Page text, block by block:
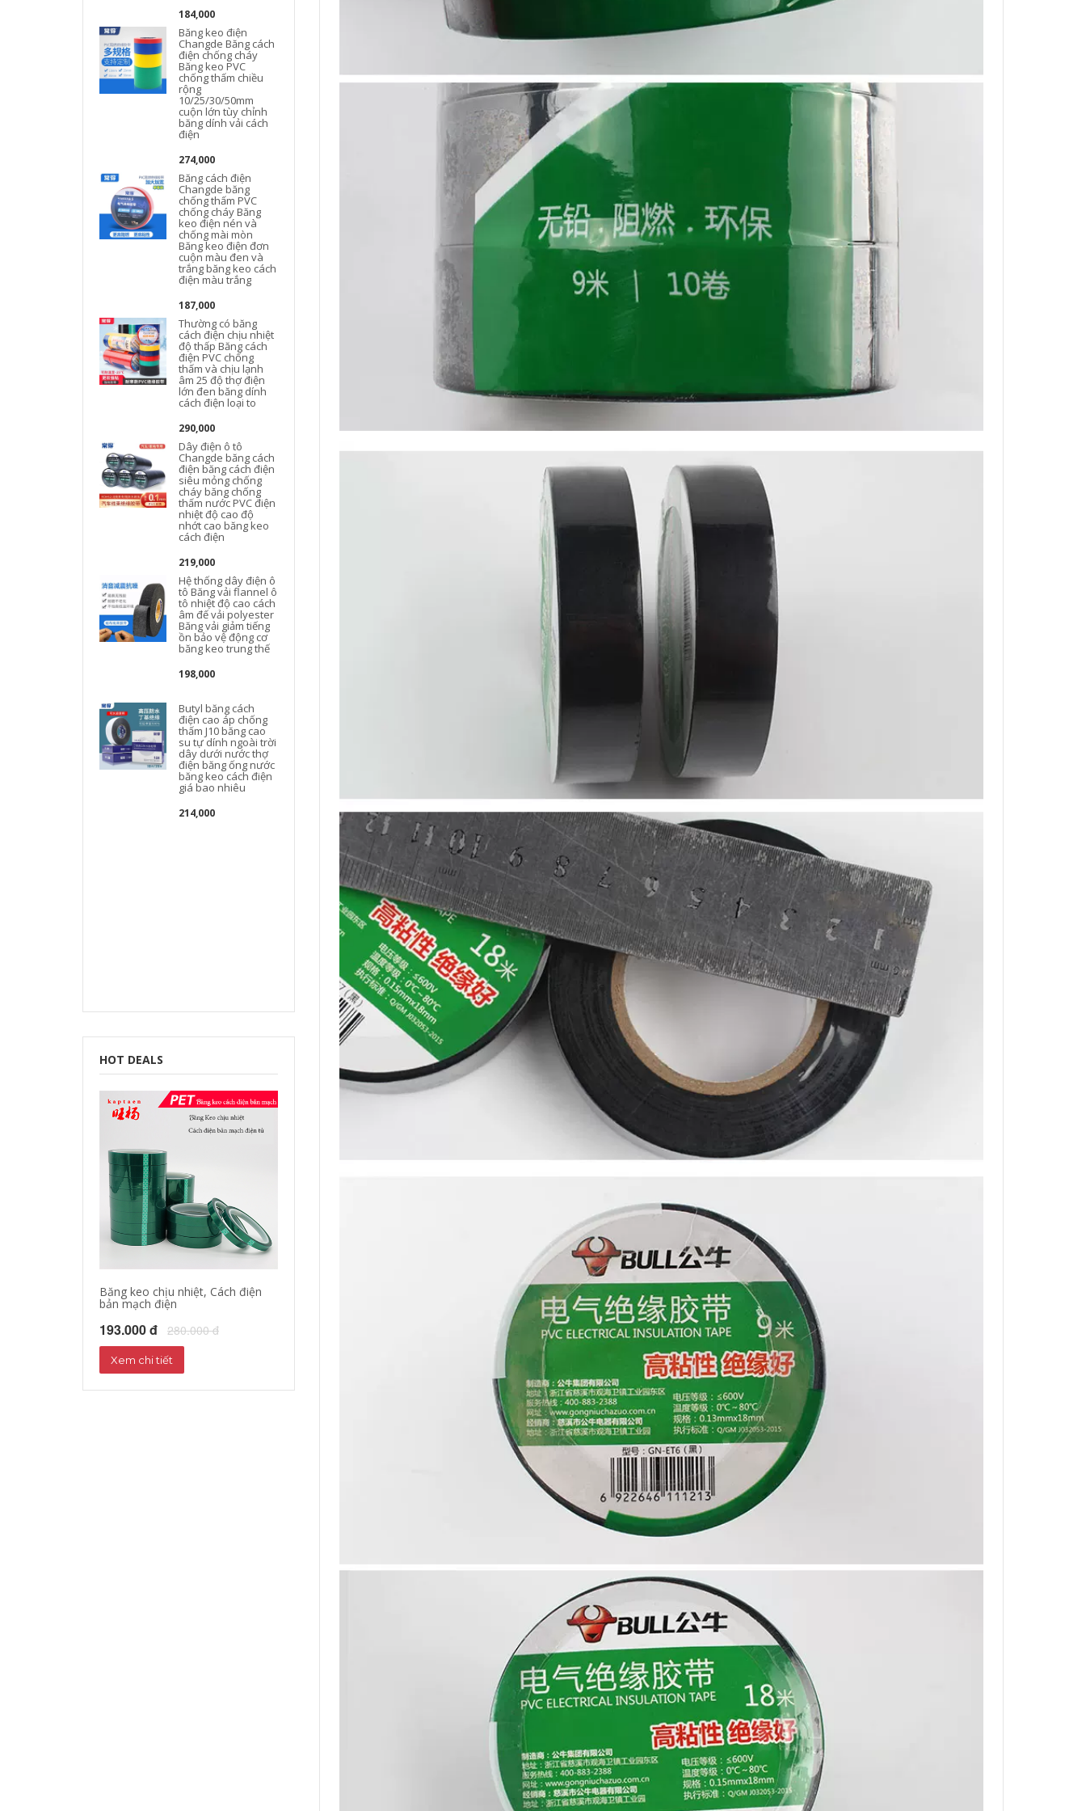
184,000
Băng keo điện
Changde Băng cách
điện chống cháy
Băng keo PVC
chống thấm chiều
rộng
10/25/30/50mm
cuộn lớn tùy chỉnh
băng dính vải cách
điện
274,000
Băng cách điện
Changde băng
chống thấm PVC
chống cháy Băng
keo điện nén và
chống mài mòn
Băng keo điện đơn
cuộn màu đen và
trắng băng keo cách
điện màu trắng
187,000
Thường có băng
cách điện chịu nhiệt
độ thấp Băng cách
điện PVC chống
thấm và chịu lạnh
âm 25 độ thợ điện
lớn đen băng dính
cách điện loại to
290,000
Dây điện ô tô
Changde băng cách
điện băng cách điện
siêu mỏng chống
cháy băng chống
thấm nước PVC điện
nhiệt độ cao độ
nhớt cao băng keo
cách điện
219,000
Hệ thống dây điện ô
tô Băng vải flannel ô
tô nhiệt độ cao cách
âm đế vải polyester
Băng vải giảm tiếng
ồn bảo vệ động cơ
băng keo trung thế
198,000
Butyl băng cách
điện cao áp chống
thấm J10 băng cao
su tự dính ngoài trời
dây dưới nước thợ
điện băng ống nước
băng keo cách điện
giá bao nhiêu
214,000
Băng 10KV băng áp
16mm Băng điện dài
rộng 16mm dài 18M
Băng điện điện băng
dính cách điện 3m
Đỏ Đen Mặc Chống
cách nhiệt PVC Băng
chống thấm nước
Băng màu Jinghua
tự làm trang trí
nhiếp ảnh triển lãm
cưới đen, vàng, Đỏ,
trắng, xanh da trời,
xanh lá, nâu, bạc,
màu tím, băng vải,
băng chống thấm,
bẫy, mạnh, độ nhớt
cao, băng bán buôn
một mặt tùy chỉnh
băng dính cách điện
nano
219,000
199,000
cách điện, bảng
mạch mạ điện, sơn
phun và sơn bóng
nướng, băng keo
chịu nhiệt độ cao
PET màu xanh lá
cây băng keo cách
điện
Nhà máy trực tiếp
chống cháy băng
đen acetate băng
gói LCD sửa chữa
cách nhiệt băng
buôn băng keo cách
điện hạ thế
UL 1000 ° C băng
cách điện
370,000
nhớt cao Băng keo
điện mạnh mẽ Vải
dính điện lạnh tạo
tác băng dính vải
cách điện chịu nhiệt
270,000
Nhiệt độ nhiều độ
cao của Nhật Bản
Băng keo chống ma
sát 1000 độ chịu lực
ma sát Hat-F13 băng
dính cách điện
370,000
Nhà máy trực tiếp
PVC cách nhiệt Băng
chống dính chống
dính siêu điện băng
dính cách điện chịu
nhiệt
270,000
PVC Băng dính
chống cháy Băng
siêu mỏng Băng
điện Băng keo đen
Keo dán vải cách
nhiệt 10 mét băng
dính cách điện 3m
320,000
HOT DEALS
Băng keo chịu nhiệt, Cách điện
bản mạch điện
193.000 đ 280.000 đ
Xem chi tiết